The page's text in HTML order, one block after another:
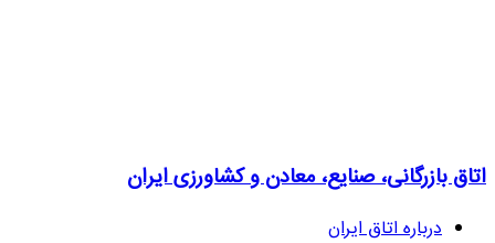
اتاق بازرگانی، صنایع، معادن و کشاورزی ایران
درباره اتاق ایران